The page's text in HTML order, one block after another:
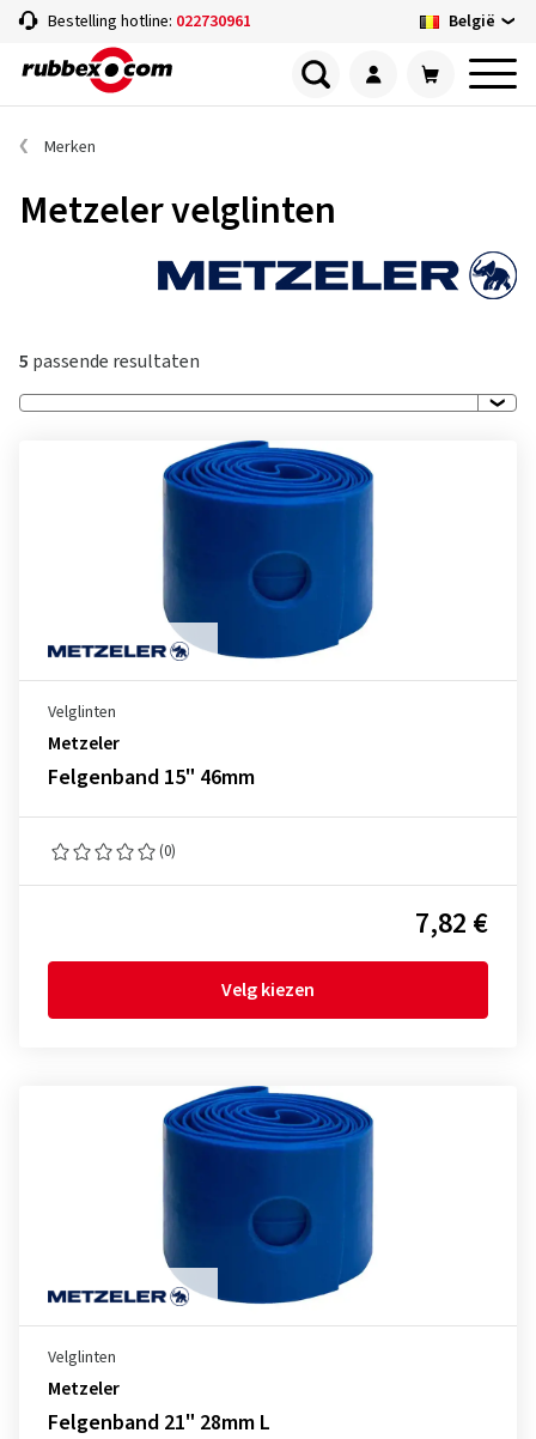
Bestelling hotline: 022730961 België
Merken
Metzeler velglinten
5 passende resultaten
Velglinten
Metzeler
Felgenband 15" 46mm
(0)
7,82 €
Velg kiezen
Velglinten
Metzeler
Felgenband 21" 28mm L